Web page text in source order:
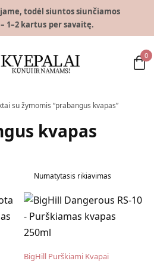
todėl siuntos siunčiamos
1–2 kartus per savaitę.
0
su žymomis “prabangus kvapas”
kvapas
BigHill Purškiami Kvapai